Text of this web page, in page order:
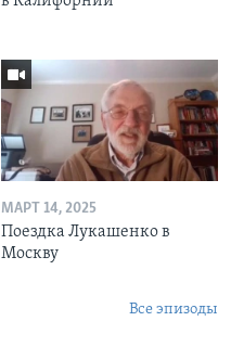
МАРТ 14, 2025
Поездка Лукашенко в
Москву
Все эпизоды